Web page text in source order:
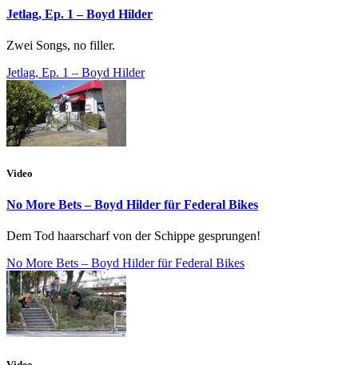
Jetlag, Ep. 1 – Boyd Hilder
Zwei Songs, no filler.
Jetlag, Ep. 1 – Boyd Hilder
Video
No More Bets – Boyd Hilder für Federal Bikes
Dem Tod haarscharf von der Schippe gesprungen!
No More Bets – Boyd Hilder für Federal Bikes